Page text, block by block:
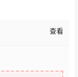
查看